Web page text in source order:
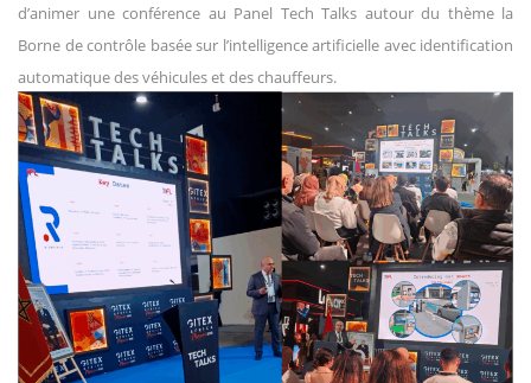
d’animer une conférence au Panel Tech Talks autour du thème la
Borne de contrôle basée sur l’intelligence artificielle avec identification
automatique des véhicules et des chauffeurs.